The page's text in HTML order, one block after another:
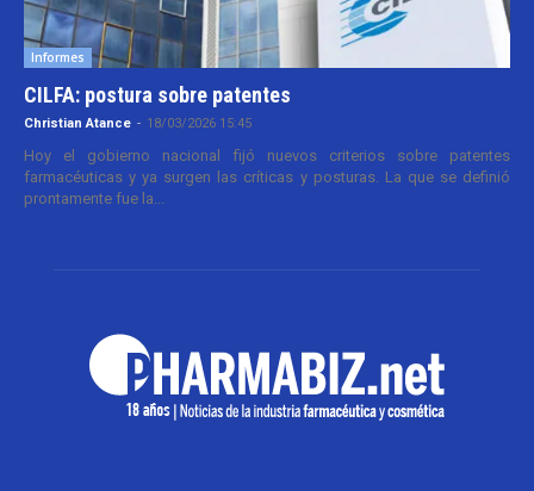
Informes
CILFA: postura sobre patentes
Christian Atance - 18/03/2026 15:45
Hoy el gobierno nacional fijó nuevos criterios sobre patentes
farmacéuticas y ya surgen las críticas y posturas. La que se definió
prontamente fue la...